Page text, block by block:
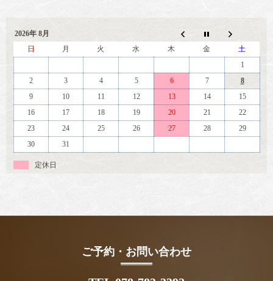
2026年 8月
日
月 火 水 木 金
土
1
2
3 4 5 6 7
8
9
10 11 12 13 14
15
16
17 18 19 20 21
22
23
24 25 26 27 28
29
30
31
定休日
ご予約・お問い合わせ